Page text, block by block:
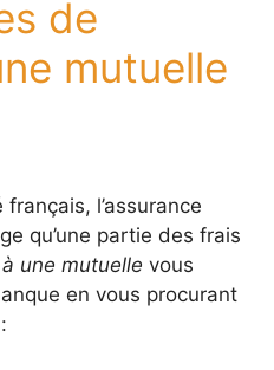
de
mutuelle
l’assurance
qu’une partie des frais
une mutuelle vous
en vous procurant